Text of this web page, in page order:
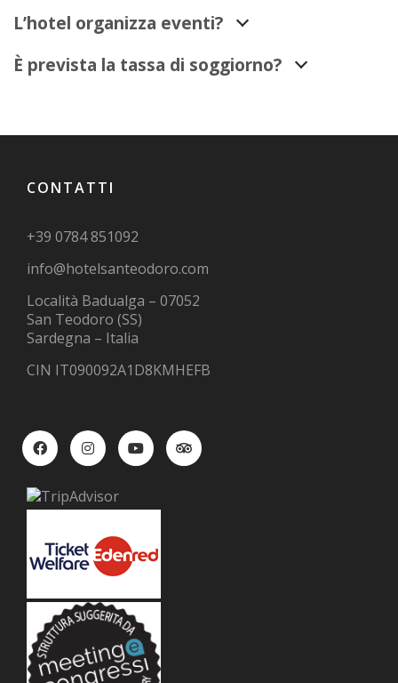
L’hotel organizza eventi?
È prevista la tassa di soggiorno?
CONTATTI
+39 0784 851092
info@hotelsanteodoro.com
Località Badualga – 07052
San Teodoro (SS)
Sardegna – Italia
CIN IT090092A1D8KMHEFB